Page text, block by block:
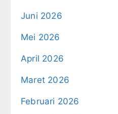
Juni 2026
Mei 2026
April 2026
Maret 2026
Februari 2026